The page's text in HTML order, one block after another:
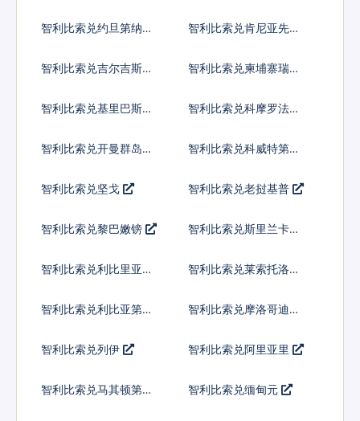
智利比索兑约旦第纳尔 智利比索兑肯尼亚先令
智利比索兑吉尔吉斯斯
智利比索兑柬埔寨瑞尔
智利比索兑基里巴斯元 智利比索兑科摩罗法郎
智利比索兑开曼群岛元
智利比索兑科威特第纳
智利比索兑坚戈 智利比索兑老挝基普
智利比索兑黎巴嫩镑
智利比索兑斯里兰卡卢
智利比索兑利比里亚元 智利比索兑莱索托洛蒂
智利比索兑利比亚第纳
智利比索兑摩洛哥迪拉
智利比索兑列伊 智利比索兑阿里亚里
智利比索兑马其顿第纳
智利比索兑缅甸元